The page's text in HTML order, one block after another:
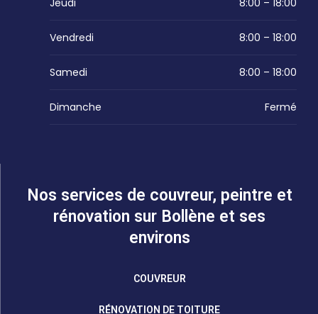
Jeudi 8:00 – 18:00
Vendredi 8:00 – 18:00
Samedi 8:00 – 18:00
Dimanche Fermé
Nos services de couvreur, peintre et
rénovation sur Bollène et ses
environs
COUVREUR
RÉNOVATION DE TOITURE